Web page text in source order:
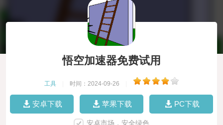
悟空加速器免费试用
工具 时间：2024-09-26
安卓下载 苹果下载 PC下载
安卓市场，安全绿色